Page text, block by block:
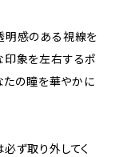
明感のある視線を
印象を左右するポ
たの瞳を華やかに
ず取り外してく